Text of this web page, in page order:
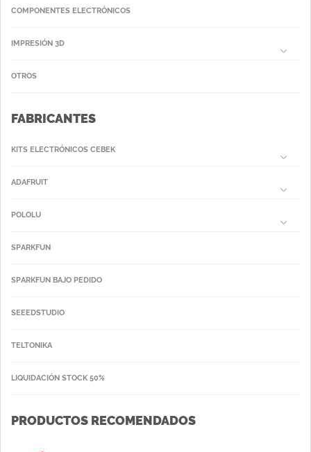
COMPONENTES ELECTRÓNICOS
IMPRESIÓN 3D
OTROS
FABRICANTES
KITS ELECTRÓNICOS CEBEK
ADAFRUIT
POLOLU
SPARKFUN
SPARKFUN BAJO PEDIDO
SEEEDSTUDIO
TELTONIKA
LIQUIDACIÓN STOCK 50%
PRODUCTOS RECOMENDADOS